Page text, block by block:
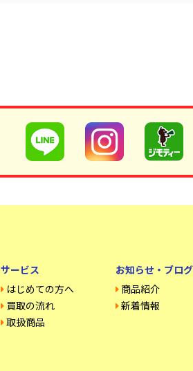
サービス
はじめての方へ
買取の流れ
取扱商品
お知らせ・ブログ
商品紹介
新着情報